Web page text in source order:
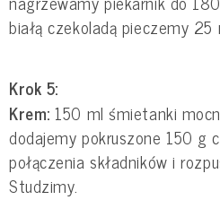
białą czekoladą pieczemy 25
Krok 5:
Krem: 150 ml śmietanki
dodajemy pokruszone 150 g
połączenia składników i
Studzimy.